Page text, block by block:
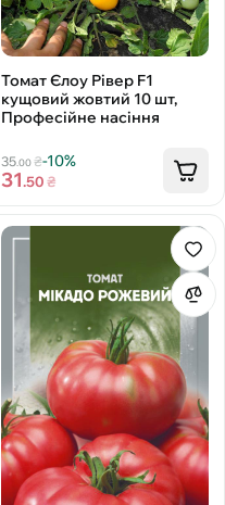
Томат Єлоу Рівер F1
кущовий жовтий 10 шт,
Професійне насіння
35.00 ₴-10%
31.50₴